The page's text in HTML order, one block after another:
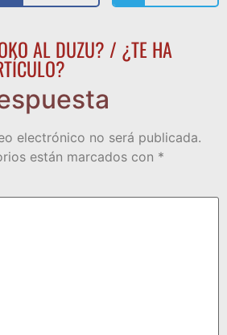
AL DUZU? / ¿TE HA
electrónico no será publicada.
están marcados con *